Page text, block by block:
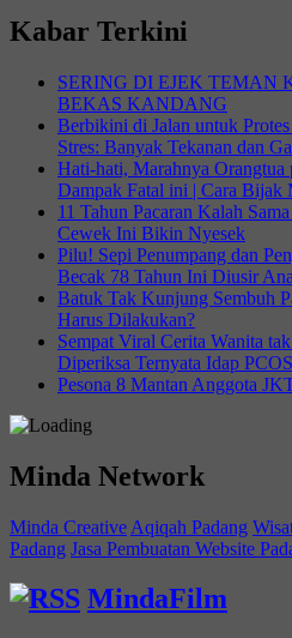
Kabar Terkini
SERING DI EJEK TEMAN
BEKAS KANDANG
Berbikini di Jalan untuk
Stres: Banyak Tekanan dan
Hati-hati, Marahnya Orangtua
Dampak Fatal ini | Cara Bijak
11 Tahun Pacaran Kalah
Cewek Ini Bikin Nyesek
Pilu! Sepi Penumpang dan
Becak 78 Tahun Ini Diusir
Batuk Tak Kunjung Sembuh
Harus Dilakukan?
Sempat Viral Cerita Wanita
Diperiksa Ternyata Idap
Pesona 8 Mantan Anggota
Minda Network
Minda Creative Aqiqah Padang
Padang Jasa Pembuatan Website
MindaFilm